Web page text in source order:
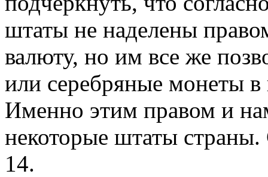
штаты не наделены
валюту, но им все же
или серебряные монеты в
Именно этим правом и
некоторые штаты страны.
14.